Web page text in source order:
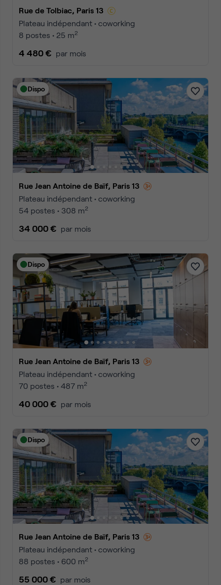
Rue de Tolbiac, Paris 13
Plateau indépendant • coworking
8 postes • 25 m2
4 480 € par mois
Dispo
Rue Jean Antoine de Baïf, Paris 13
Plateau indépendant • coworking
54 postes • 308 m2
34 000 € par mois
Dispo
Rue Jean Antoine de Baïf, Paris 13
Plateau indépendant • coworking
70 postes • 487 m2
40 000 € par mois
Dispo
Rue Jean Antoine de Baïf, Paris 13
Plateau indépendant • coworking
88 postes • 600 m2
55 000 € par mois